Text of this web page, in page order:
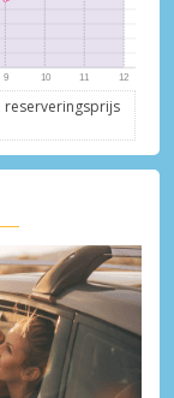
reserveringsprijs